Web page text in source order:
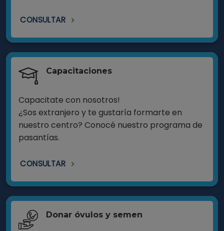
CONSULTAR
Capacitaciones
Capacitate con nosotros!
¿Sos extranjero y te gustaría formarte en
nuestro centro? Conocé nuestro programa de
pasantías.
CONSULTAR
Donar óvulos y semen